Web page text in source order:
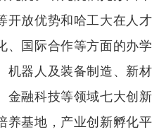
开放优势和哈工大在人才
、国际合作等方面的办学
机器人及装备制造、新材
金融科技等领域七大创新
养基地，产业创新孵化平